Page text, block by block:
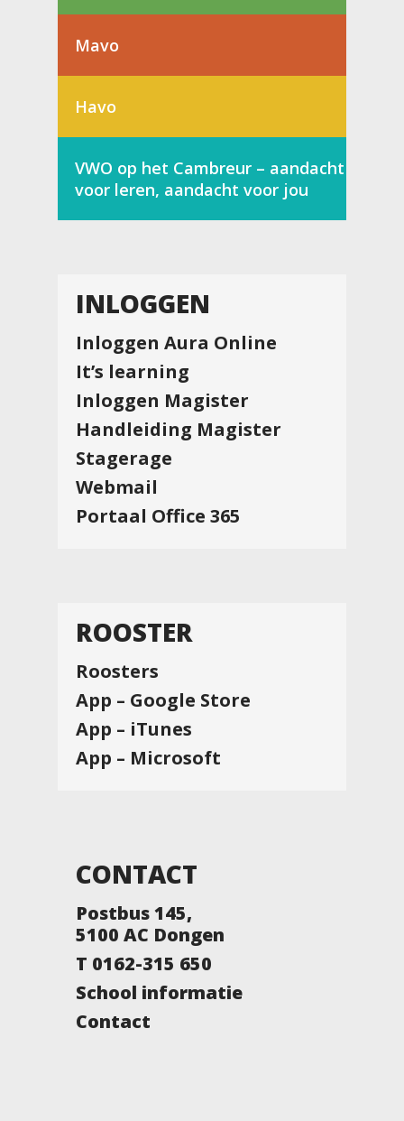
Mavo
Havo
VWO op het Cambreur – aandacht
voor leren, aandacht voor jou
INLOGGEN
Inloggen Aura Online
It’s learning
Inloggen Magister
Handleiding Magister
Stagerage
Webmail
Portaal Office 365
ROOSTER
Roosters
App – Google Store
App – iTunes
App – Microsoft
CONTACT
Postbus 145,
5100 AC Dongen
T 0162-315 650
School informatie
Contact